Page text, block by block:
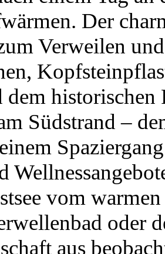
Der
Verweilen
dem historischen
Südstrand –
vom warmen
oder
aus